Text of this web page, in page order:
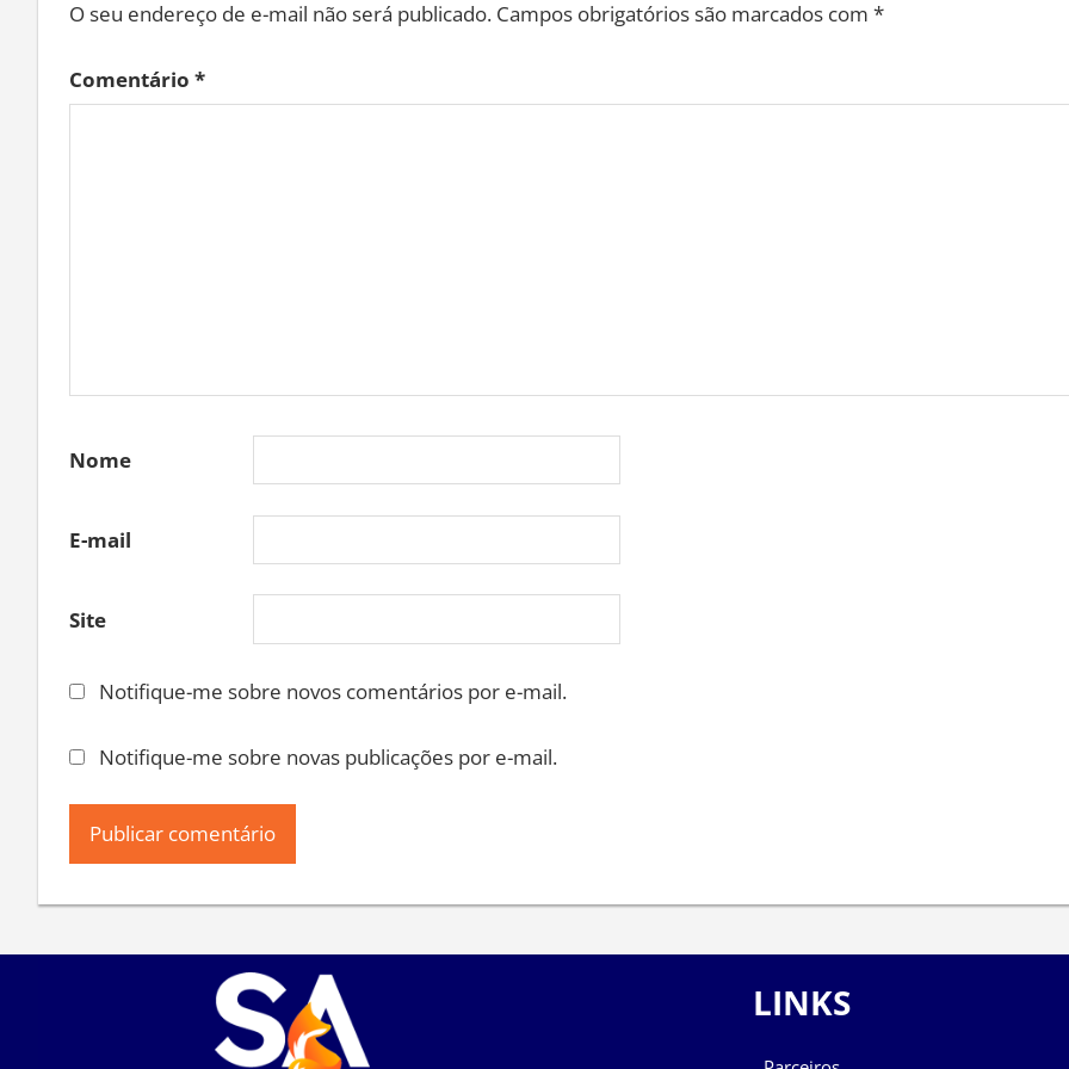
O seu endereço de e-mail não será publicado. Campos obrigatórios são marcados com *
Comentário *
Nome
E-mail
Site
Notifique-me sobre novos comentários por e-mail.
Notifique-me sobre novas publicações por e-mail.
LINKS